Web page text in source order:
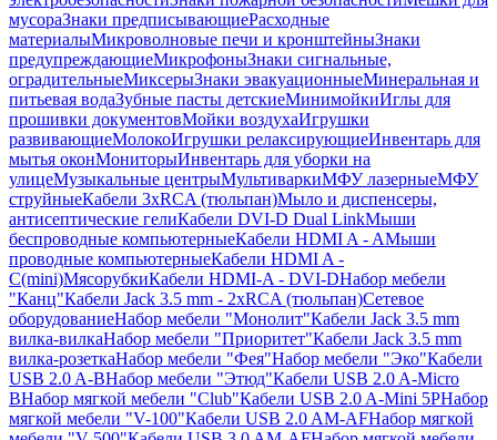
мусораЗнаки предписывающиеРасходные
материалыМикроволновые печи и кронштейныЗнаки
предупреждающиеМикрофоныЗнаки сигнальные,
оградительныеМиксерыЗнаки эвакуационныеМинеральная и
питьевая водаЗубные пасты детскиеМинимойкиИглы для
прошивки документовМойки воздухаИгрушки
развивающиеМолокоИгрушки релаксирующиеИнвентарь для
мытья оконМониторыИнвентарь для уборки на
улицеМузыкальные центрыМультиваркиМФУ лазерныеМФУ
струйныеКабели 3xRCA (тюльпан)Мыло и диспенсеры,
антисептические гелиКабели DVI-D Dual LinkМыши
беспроводные компьютерныеКабели HDMI A - AМыши
проводные компьютерныеКабели HDMI A -
C(mini)МясорубкиКабели HDMI-A - DVI-DНабор мебели
"Канц"Кабели Jack 3.5 mm - 2xRCA (тюльпан)Сетевое
оборудованиеНабор мебели "Монолит"Кабели Jack 3.5 mm
вилка-вилкаНабор мебели "Приоритет"Кабели Jack 3.5 mm
вилка-розеткаНабор мебели "Фея"Набор мебели "Эко"Кабели
USB 2.0 A-BНабор мебели "Этюд"Кабели USB 2.0 A-Micro
BНабор мягкой мебели "Club"Кабели USB 2.0 A-Mini 5PНабор
мягкой мебели "V-100"Кабели USB 2.0 AM-AFНабор мягкой